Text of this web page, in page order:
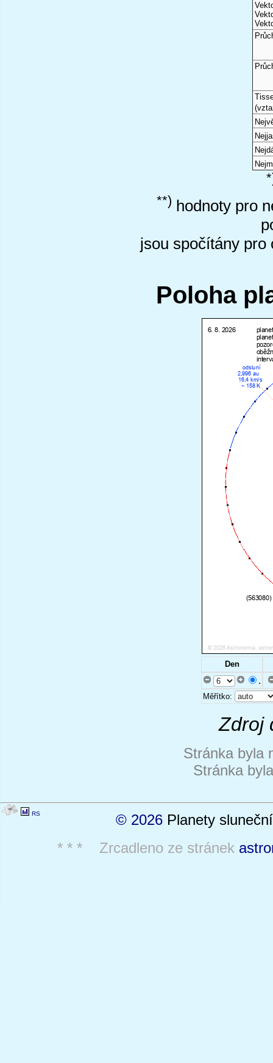
**) hodnoty pro
jsou spočítány pro
Poloha
Den
.
Měřítko:
Zdroj
Stránka byla
Stránka
RS © 2026 Planety
* * * Zrcadleno ze stránek